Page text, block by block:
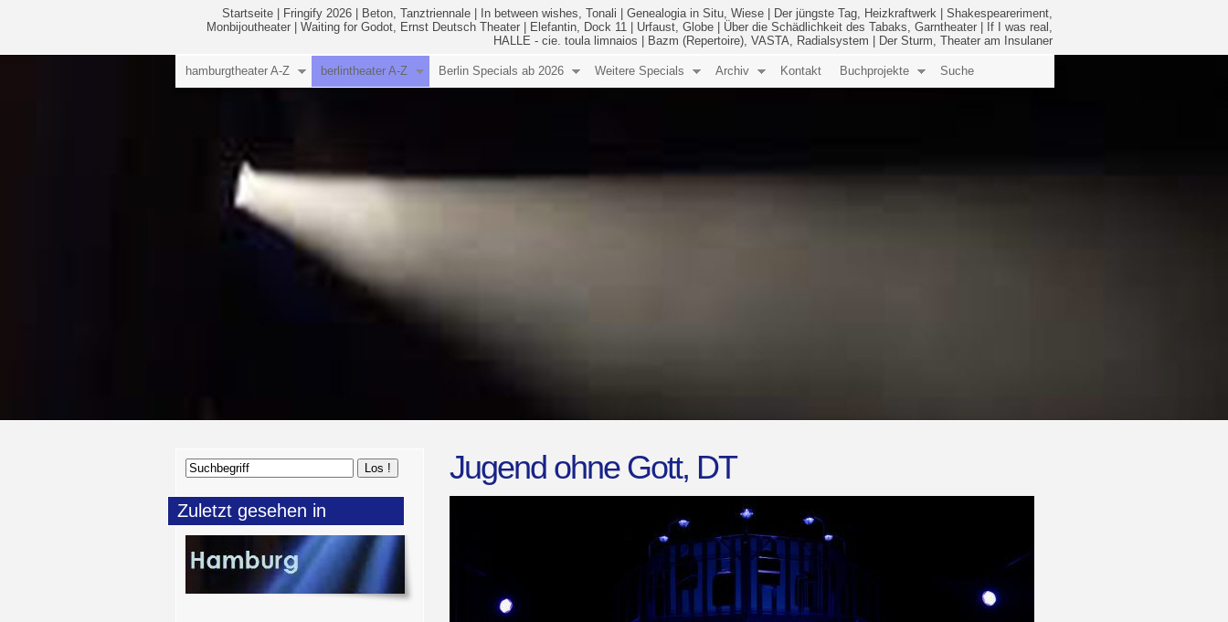
Startseite Fringify 2026 Beton, Tanztriennale In between wishes, Tonali Genealogia in Situ, Wiese Der jüngste Tag, Heizkraftwerk
Shakespeareriment,
Monbijoutheater
Waiting for Godot, Ernst Deutsch Theater Elefantin, Dock 11 Urfaust, Globe Über die Schädlichkeit des Tabaks, Garntheater
If I was real,
HALLE - cie. toula limnaios
Bazm (Repertoire), VASTA, Radialsystem Der Sturm, Theater am Insulaner
hamburgtheater A-Z berlintheater A-Z Berlin Specials ab 2026 Weitere Specials Archiv Kontakt Buchprojekte Suche
Jugend ohne Gott, DT
Zuletzt gesehen in